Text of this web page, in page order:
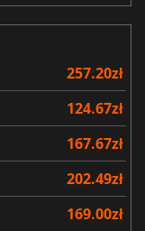
257.20zł
124.67zł
167.67zł
202.49zł
169.00zł